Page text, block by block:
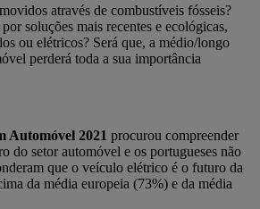
através de combustíveis fósseis?
soluções mais recentes e ecológicas,
ou elétricos? Será que, a médio/longo
perderá toda a sua importância
Automóvel 2021 procurou compreender
do setor automóvel e os portugueses não
que o veículo elétrico é o futuro da
da média europeia (73%) e da média